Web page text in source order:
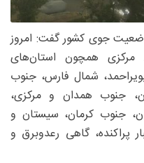
جوی کشور گفت: امروز
مرکزی همچون استان‌های
شمال فارس، جنوب
جنوب همدان و مرکزی،
جنوب کرمان، سیستان و
پراکنده، گاهی رعدوبرق و